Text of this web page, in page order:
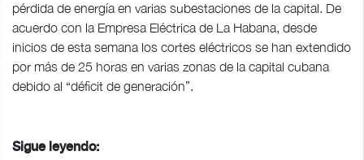
pérdida de energía en varias subestaciones de la capital. De
acuerdo con la Empresa Eléctrica de La Habana, desde
inicios de esta semana los cortes eléctricos se han extendido
por más de 25 horas en varias zonas de la capital cubana
debido al “déficit de generación”.
Sigue leyendo: